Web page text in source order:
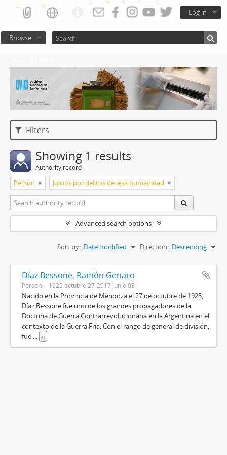
Log in
Browse
Filters
Showing 1 results
Authority record
Person Juicios por delitos de lesa humanidad
Advanced search options
Sort by: Date modified Direction: Descending
Díaz Bessone, Ramón Genaro
Person 1925 octubre 27-2017 junio 03
Nacido en la Provincia de Mendoza el 27 de octubre de 1925,
Díaz Bessone fue uno de los grandes propagadores de la
Doctrina de Guerra Contrarrevolucionaria en la Argentina en el
contexto de la Guerra Fría. Con el rango de general de división,
fue ... »